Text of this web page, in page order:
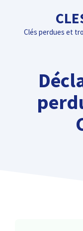
contenuClés perdues et